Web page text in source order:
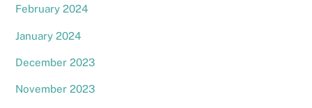
February 2024
January 2024
December 2023
November 2023